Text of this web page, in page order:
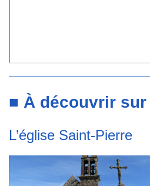
■ À découvrir sur
L’église Saint-Pierre